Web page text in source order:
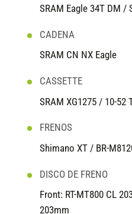
SRAM Eagle 34T DM /
CADENA
SRAM CN NX Eagle
CASSETTE
SRAM XG1275 / 10-52
FRENOS
Shimano XT / BR-
DISCO DE FRENO
Front: RT-MT800 CL
203mm